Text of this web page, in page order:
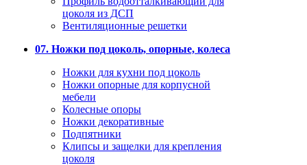
цоколя из ДСП
Вентиляционные решетки
07. Ножки под цоколь, опорные, колеса
Ножки для кухни под цоколь
Ножки опорные для корпусной
мебели
Колесные опоры
Ножки декоративные
Подпятники
Клипсы и защелки для крепления
цоколя